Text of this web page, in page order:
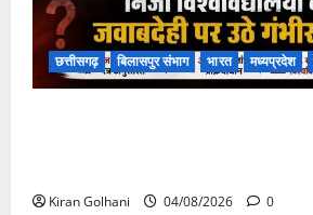
छत्तीसगढ़ बिलासपुर संभाग भारत मध्यप्रदेश
Kiran Golhani 04/08/2026 0